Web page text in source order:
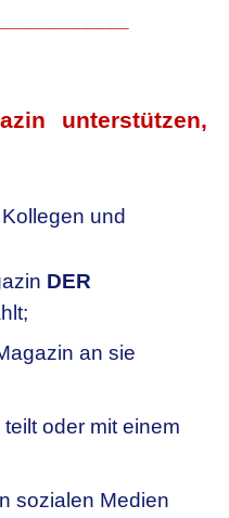
unterstützen,
und
DER
an sie
oder mit einem
sozialen Medien